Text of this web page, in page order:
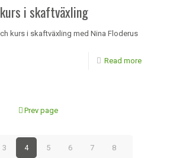
i skaftväxling
kurs i skaftväxling med Nina Floderus
Read more
Prev page
3 4 5 6 7 8